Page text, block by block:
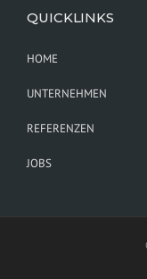
QUICKLINKS
HOME
UNTERNEHMEN
REFERENZEN
JOBS